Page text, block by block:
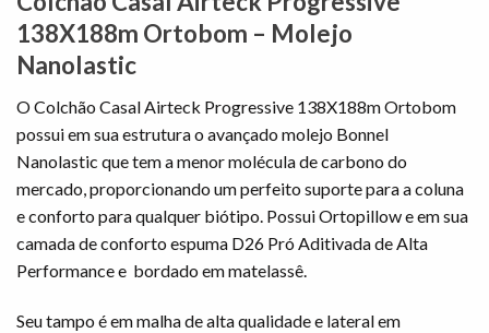
138X188m Ortobom – Molejo
Nanolastic
O Colchão Casal Airteck Progressive 138X188m Ortobom
possui em sua estrutura o avançado molejo Bonnel
Nanolastic que tem a menor molécula de carbono do
mercado, proporcionando um perfeito suporte para a coluna
e conforto para qualquer biótipo. Possui Ortopillow e em sua
camada de conforto espuma D26 Pró Aditivada de Alta
Performance e bordado em matelassê.
Seu tampo é em malha de alta qualidade e lateral em